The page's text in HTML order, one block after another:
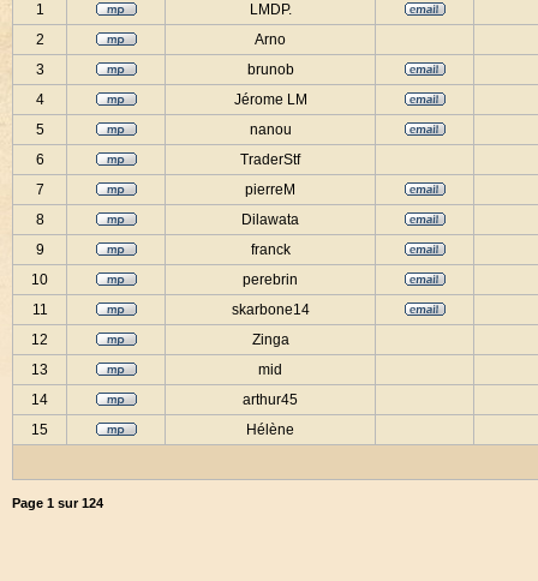
1
LMDP.
2
Arno
3
brunob
4
Jérome LM
5
nanou
6
TraderStf
7
pierreM
8
Dilawata
9
franck
10
perebrin
11
skarbone14
12
Zinga
13
mid
14
arthur45
15
Hélène
Page 1 sur124